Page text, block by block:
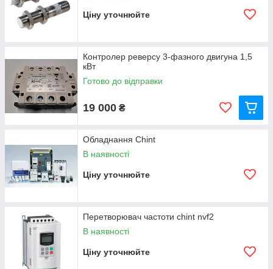
Ціну уточнюйте
Контролер реверсу 3-фазного двигуна 1,5
кВт
Готово до відправки
19 000 ₴
Обладнання Chint
В наявності
Ціну уточнюйте
Перетворювач частоти chint nvf2
В наявності
Ціну уточнюйте